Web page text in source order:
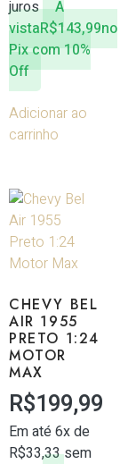
juros
À
vistaR$143,99no
Pix com 10%
Off
Adicionar ao
carrinho
CHEVY BEL
AIR 1955
PRETO 1:24
MOTOR
MAX
R$199,99
Em até 6x de
R$33,33sem